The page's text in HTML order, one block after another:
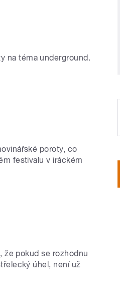
na téma underground.
poroty, co
festivalu v iráckém
že pokud se rozhodnu
úhel, není už